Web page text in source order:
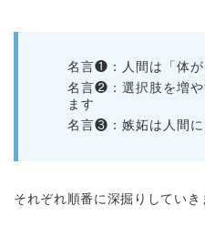
名言❶：人間は「体が
名言❷：選択肢を増や
ます
名言❸：嫉妬は人間
それぞれ順番に深掘りしていき